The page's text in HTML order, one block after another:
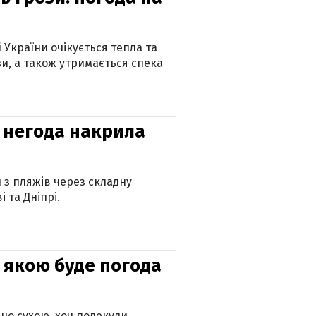
очікується тепла та
а також утримається спека
накрила
пляжів через складну
та Дніпрі.
якою буде погода